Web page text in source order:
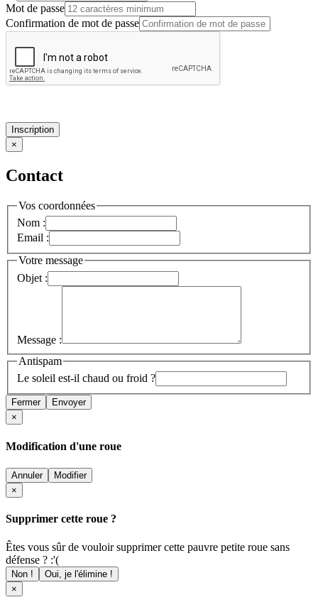
Mot de passe
Confirmation de mot de passe
Inscription
×
Contact
Vos coordonnées
Nom :
Email :
Votre message
Objet :
Message :
Antispam
Le soleil est-il chaud ou froid ?
Fermer
Envoyer
×
Modification d'une roue
Annuler
Modifier
×
Supprimer cette roue ?
Êtes vous sûr de vouloir supprimer cette pauvre petite roue sans
défense ? :'(
Non !
Oui, je l'élimine !
×